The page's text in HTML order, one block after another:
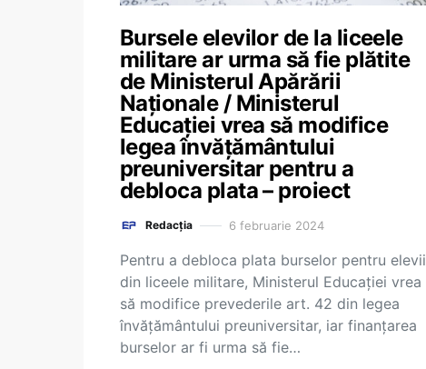
Bursele elevilor de la liceele
militare ar urma să fie plătite
de Ministerul Apărării
Naționale / Ministerul
Educației vrea să modifice
legea învățământului
preuniversitar pentru a
debloca plata – proiect
Redacția 6 februarie 2024
Pentru a debloca plata burselor pentru elevii
din liceele militare, Ministerul Educației vrea
să modifice prevederile art. 42 din legea
învățământului preuniversitar, iar finanțarea
burselor ar fi urma să fie…